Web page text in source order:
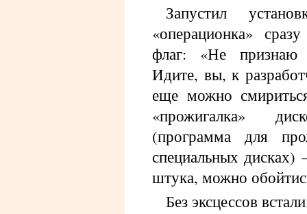
Запустил
«операционка»
флаг: «Не
Идите, вы, к
еще можно
«прожигалка»
(программа для
специальных
штука, можно
Без эксцессов